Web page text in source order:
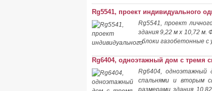
Rg5541, проект индивидуального
Rg5541, проект
здания 9,22 м х 10,72
- блоки газобетонные
Rg6404, одноэтажный дом с тремя
Rg6404,
спальнями и вторым
размерами здания